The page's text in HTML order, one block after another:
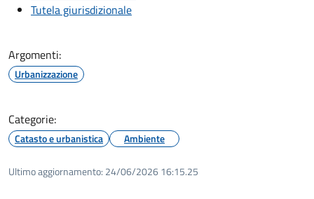
Tutela giurisdizionale
Argomenti:
Urbanizzazione
Categorie:
Catasto e urbanistica Ambiente
Ultimo aggiornamento: 24/06/2026 16:15.25